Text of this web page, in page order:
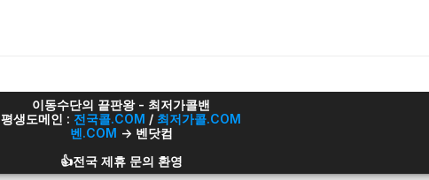
이동수단의 끝판왕 - 최저가콜밴
평생도메인 : 전국콜.COM / 최저가콜.COM
벤.COM -> 벤닷컴
👍전국 제휴 문의 환영